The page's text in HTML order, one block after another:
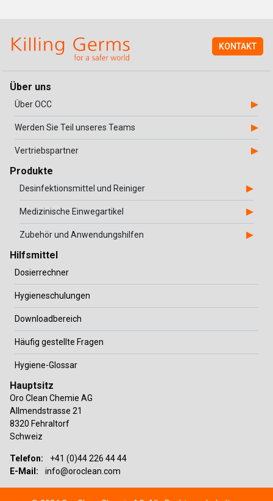
KONTAKT
Über uns
Über OCC
Werden Sie Teil unseres Teams
Vertriebspartner
Produkte
Desinfektionsmittel und Reiniger
Medizinische Einwegartikel
Zubehör und Anwendungshilfen
Hilfsmittel
Dosierrechner
Hygieneschulungen
Downloadbereich
Häufig gestellte Fragen
Hygiene-Glossar
Hauptsitz
Oro Clean Chemie AG
Allmendstrasse 21
8320 Fehraltorf
Schweiz
Telefon:
+41 (0)44 226 44 44
E-Mail:
info@oroclean.com